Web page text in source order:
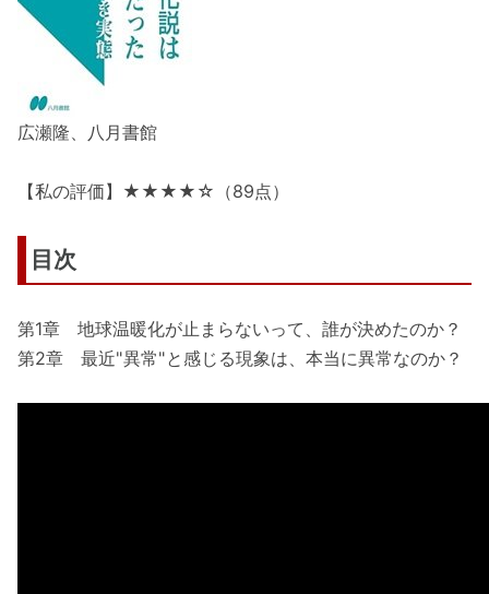
広瀬隆、八月書館
【私の評価】★★★★☆（89点）
目次
第1章 地球温暖化が止まらないって、誰が決めたのか？
第2章 最近"異常"と感じる現象は、本当に異常なのか？